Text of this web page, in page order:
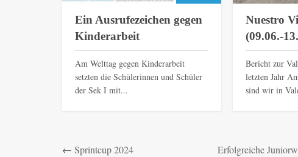
Ein Ausrufezeichen gegen
Kinderarbeit
Am Welttag gegen Kinderarbeit
setzten die Schülerinnen und Schüler
der Sek I mit...
Nuestro
(09.06.-
Bericht zur
letzten Jahr
sind wir in
← Sprintcup 2024 Erfolgreiche